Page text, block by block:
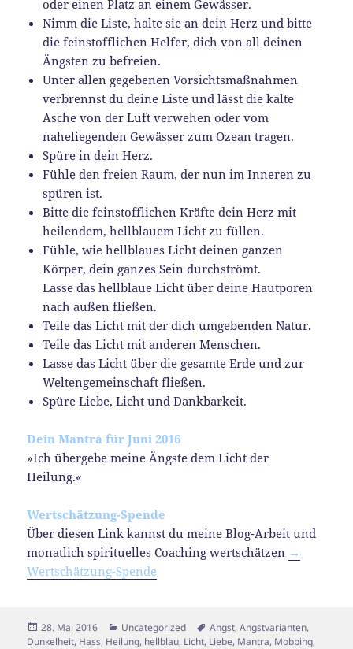
oder einen Platz an einem Gewässer.
Nimm die Liste, halte sie an dein Herz und bitte
die feinstofflichen Helfer, dich von all deinen
Ängsten zu befreien.
Unter allen gegebenen Vorsichtsmaßnahmen
verbrennst du deine Liste und lässt die kalte
Asche von der Luft verwehen oder vom
naheliegenden Gewässer zum Ozean tragen.
Spüre in dein Herz.
Fühle den freien Raum, der nun im Inneren zu
spüren ist.
Bitte die feinstofflichen Kräfte dein Herz mit
heilendem, hellblauem Licht zu füllen.
Fühle, wie hellblaues Licht deinen ganzen
Körper, dein ganzes Sein durchströmt.
Lasse das hellblaue Licht über deine Hautporen
nach außen fließen.
Teile das Licht mit der dich umgebenden Natur.
Teile das Licht mit anderen Menschen.
Lasse das Licht über die gesamte Erde und zur
Weltengemeinschaft fließen.
Spüre Liebe, Licht und Dankbarkeit.
Dein Mantra für Juni 2016
»Ich übergebe meine Ängste dem Licht der
Heilung.«
Wertschätzung-Spende
Über diesen Link kannst du meine Blog-Arbeit und
monatlich spirituelles Coaching wertschätzen →
Wertschätzung-Spende
Veröffentlicht
am
28. Mai 2016 Kategorien
Uncategorized Schlagwörter
Angst,Angstvarianten,
Dunkelheit, Hass, Heilung, hellblau, Licht, Liebe, Mantra, Mobbing,